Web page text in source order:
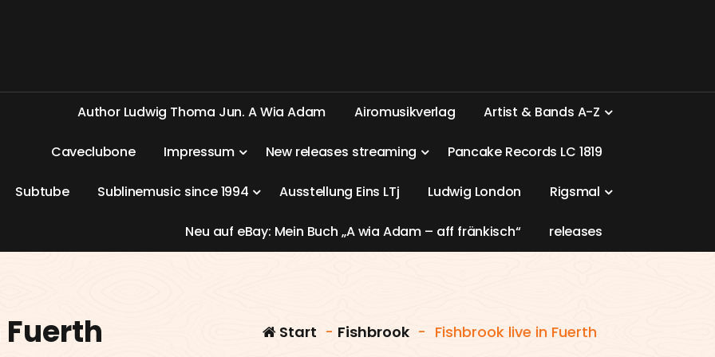
Author Ludwig Thoma Jun. AWia Adam Airomusikverlag Artist & Bands A-Z
Caveclubone Impressum New releases streaming Pancake Records LC 1819
Subtube Sublinemusic since1994 Ausstellung Eins LTj Ludwig London Rigsmal
Neu auf eBay: Mein Buch „Awia Adam – aff fränkisch“ releases
Start - Fishbrook - Fishbrook live in Fuerth